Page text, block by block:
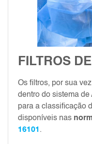
FILTROS
Os filtros, por sua
dentro do sistema de
para a classificação
disponíveis nas
16101 .